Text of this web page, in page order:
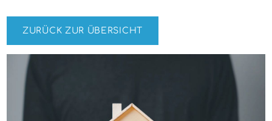
ZURÜCK ZUR ÜBERSICHT